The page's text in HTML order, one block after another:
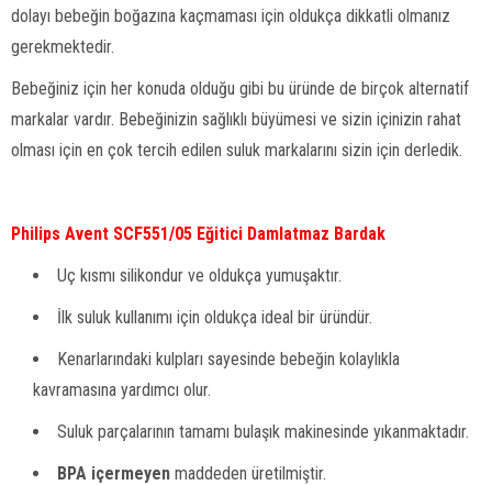
dolayı bebeğin boğazına kaçmaması için oldukça dikkatli olmanız
gerekmektedir.
Bebeğiniz için her konuda olduğu gibi bu üründe de birçok alternatif
markalar vardır. Bebeğinizin sağlıklı büyümesi ve sizin içinizin rahat
olması için en çok tercih edilen suluk markalarını sizin için derledik.
Philips Avent SCF551/05 Eğitici Damlatmaz Bardak
Uç kısmı silikondur ve oldukça yumuşaktır.
İlk suluk kullanımı için oldukça ideal bir üründür.
Kenarlarındaki kulpları sayesinde bebeğin kolaylıkla
kavramasına yardımcı olur.
Suluk parçalarının tamamı bulaşık makinesinde yıkanmaktadır.
BPA içermeyen maddeden üretilmiştir.